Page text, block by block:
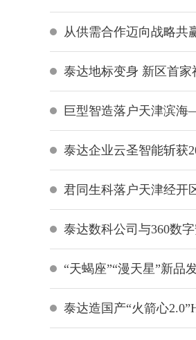
从供需合作迈向战略共
泰达地标变身 新区首
巨型智造落户天津滨
泰达企业云圣智能斩获
君同生科落户天津经开
泰达数科公司与360数
“天蝎座”“漫天星”新品
泰达造国产“火箭心